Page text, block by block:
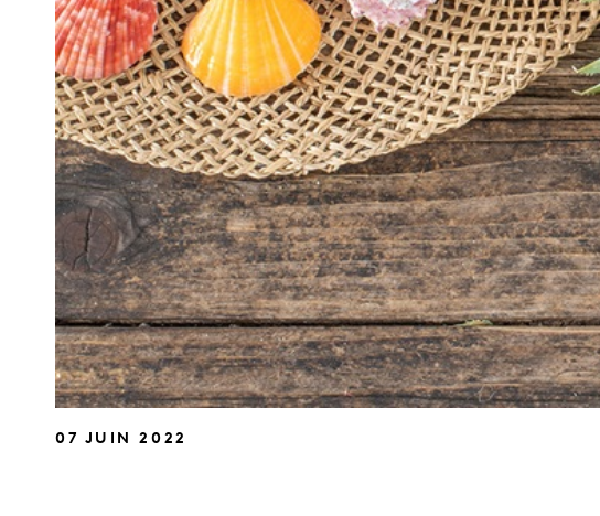
07 JUIN 2022